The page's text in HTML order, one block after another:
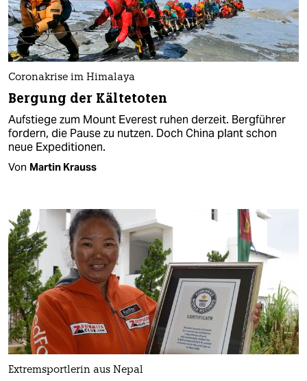
Coronakrise im Himalaya
Bergung der Kältetoten
Aufstiege zum Mount Everest ruhen derzeit. Bergführer
fordern, die Pause zu nutzen. Doch China plant schon
neue Expeditionen.
Von Martin Krauss
Extremsportlerin aus Nepal